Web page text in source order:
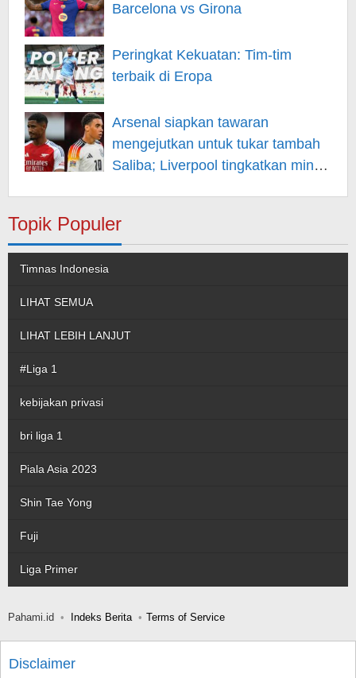
Barcelona vs Girona
Peringkat Kekuatan: Tim-tim
terbaik di Eropa
Arsenal siapkan tawaran
mengejutkan untuk tukar tambah
Saliba; Liverpool tingkatkan minat
Topik Populer
Timnas Indonesia
LIHAT SEMUA
LIHAT LEBIH LANJUT
#Liga 1
kebijakan privasi
bri liga 1
Piala Asia 2023
Shin Tae Yong
Fuji
Liga Primer
Pahami.id Indeks Berita Terms of Service
Disclaimer